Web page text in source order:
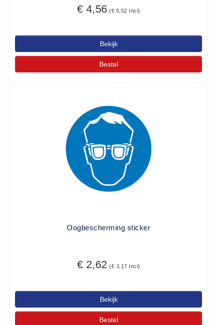
€ 4,56 (€ 5,52 Incl)
Bekijk
Bestel
Oogbescherming sticker
€ 2,62 (€ 3,17 Incl)
Bekijk
Bestel